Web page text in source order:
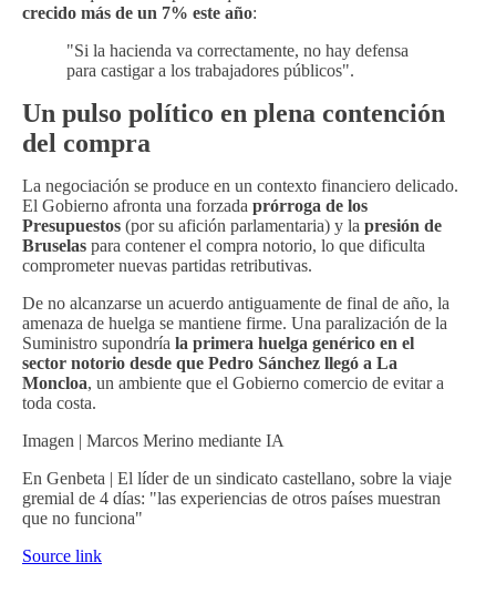
crecido más de un 7% este año:
"Si la hacienda va correctamente, no hay defensa
para castigar a los trabajadores públicos".
Un pulso político en plena contención
del compra
La negociación se produce en un contexto financiero delicado.
El Gobierno afronta una forzada prórroga de los
Presupuestos (por su afición parlamentaria) y la presión de
Bruselas para contener el compra notorio, lo que dificulta
comprometer nuevas partidas retributivas.
De no alcanzarse un acuerdo antiguamente de final de año, la
amenaza de huelga se mantiene firme. Una paralización de la
Suministro supondría la primera huelga genérico en el
sector notorio desde que Pedro Sánchez llegó a La
Moncloa, un ambiente que el Gobierno comercio de evitar a
toda costa.
Imagen | Marcos Merino mediante IA
En Genbeta | El líder de un sindicato castellano, sobre la viaje
gremial de 4 días: "las experiencias de otros países muestran
que no funciona"
Source link